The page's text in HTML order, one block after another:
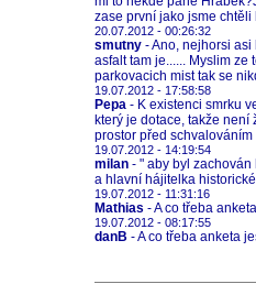
zase první jako jsme
20.07.2012 - 00:26:32
smutny - Ano, nejhorsi
asfalt tam je...... Myslim ze
parkovacich mist tak se
19.07.2012 - 17:58:58
Pepa - K existenci smrku
který je dotace, takže
prostor před
19.07.2012 - 14:19:54
milan - " aby byl zachován
a hlavní hájitelka
19.07.2012 - 11:31:16
Mathias - A co třeba
19.07.2012 - 08:17:55
danB - A co třeba anketa